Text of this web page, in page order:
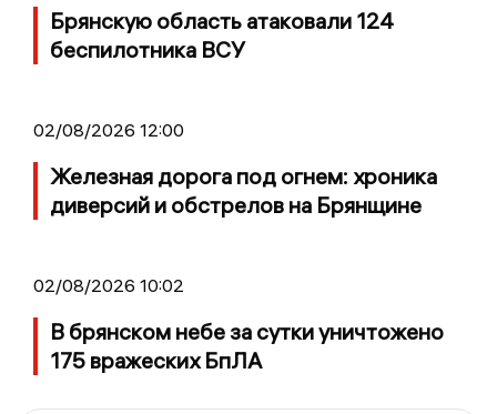
Брянскую область атаковали 124
беспилотника ВСУ
02/08/2026 12:00
Железная дорога под огнем: хроника
диверсий и обстрелов на Брянщине
02/08/2026 10:02
В брянском небе за сутки уничтожено
175 вражеских БпЛА